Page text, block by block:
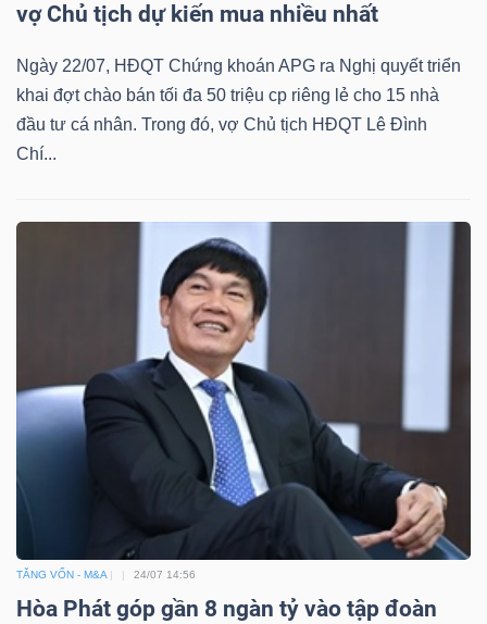
vợ Chủ tịch dự kiến mua nhiều nhất
Ngày 22/07, HĐQT Chứng khoán APG ra Nghị quyết triển
khai đợt chào bán tối đa 50 triệu cp riêng lẻ cho 15 nhà
đầu tư cá nhân. Trong đó, vợ Chủ tịch HĐQT Lê Đình
Chí...
TĂNG VỐN - M&A 24/07 14:56
Hòa Phát góp gần 8 ngàn tỷ vào tập đoàn